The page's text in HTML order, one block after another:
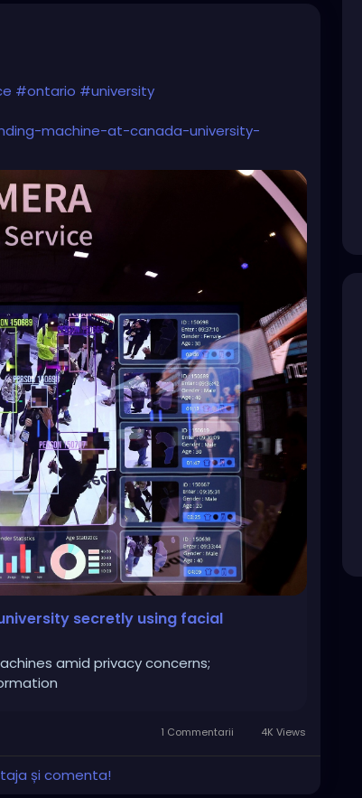
#ontario #university
machine-at-canada-university-
secretly using facial
amid privacy concerns;
1 Commentarii 4K Views
și comenta!